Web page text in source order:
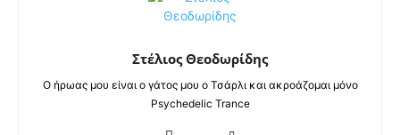
Στέλιος Θεοδωρίδης
Ο ήρωας μου είναι ο γάτος μου ο Τσάρλι και ακροάζομαι μόνο
Psychedelic Trance